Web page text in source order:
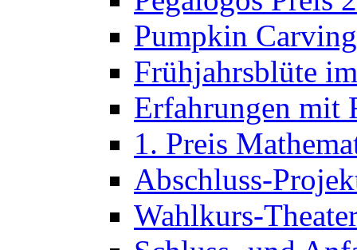
Pumpkin
Frühjahrsblüte
Erfahrungen mit
1. Preis
Abschluss-
Wahlkurs-